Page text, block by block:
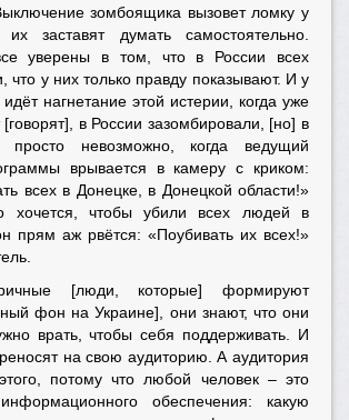
зомбоящика вызовет ломку у
заставят думать самостоятельно.
уверены в том, что в России всех
что у них только правду показывают. И у
нагнетание этой истерии, когда уже
в России зазомбировали, [но] в
просто невозможно, когда ведущий
врывается в камеру с криком:
всех в Донецке, в Донецкой области!»
хочется, чтобы убили всех людей в
прям аж рвётся: «Поубивать их всех!»
[люди, которые] формируют
фон на Украине], они знают, что они
врать, чтобы себя поддерживать. И
на свою аудиторию. А аудитория
потому что любой человек – это
обеспечения: какую